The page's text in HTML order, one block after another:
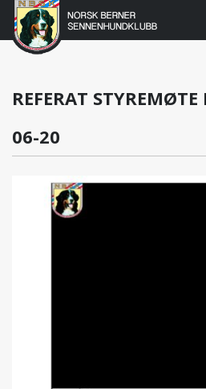
Gå
Norsk
Berner
REFERAT
06-20